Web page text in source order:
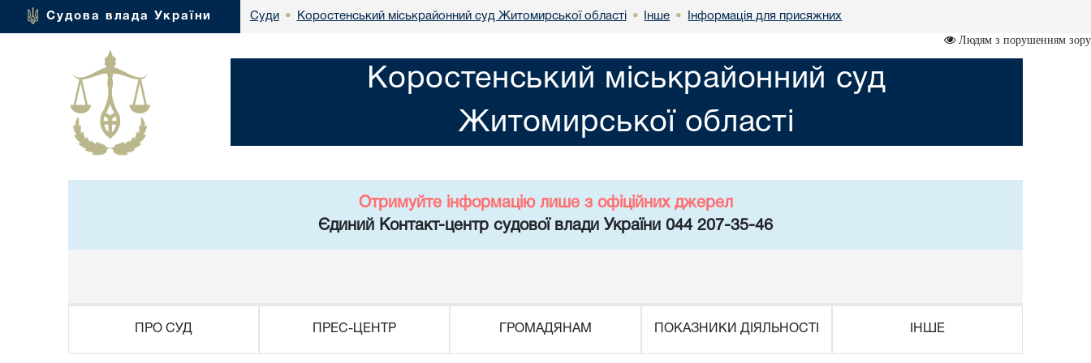
Судова влада України Суди • Коростенський міськрайонний суд Житомирської області • Інше • Інформація для присяжних
Людям з порушенням зору
Коростенський міськрайонний суд
Житомирської області
Отримуйте інформацію лише з офіційних джерел
Єдиний Контакт-центр судової влади України 044 207-35-46
ПРО СУД ПРЕС-ЦЕНТР ГРОМАДЯНАМ ПОКАЗНИКИ ДІЯЛЬНОСТІ ІНШЕ